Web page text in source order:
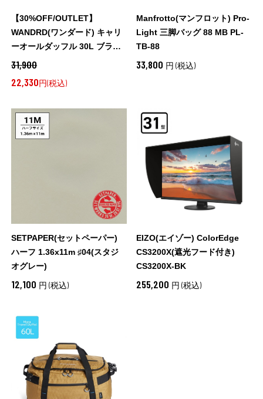
【30%OFF/OUTLET】
WANDRD(ワンダード) キャリ
ーオールダッフル 30L ブラッ
ク / CAD30-BK-1
31,900
22,330円(税込)
Manfrotto(マンフロット) Pro-
Light 三脚バッグ 88 MB PL-
TB-88
33,800 円 (税込)
SETPAPER(セットペーパー)
ハーフ 1.36x11m ♯04(スタジ
オグレー)
12,100 円 (税込)
EIZO(エイゾー) ColorEdge
CS3200X(遮光フード付き)
CS3200X-BK
255,200 円 (税込)